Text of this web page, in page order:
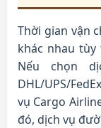
Thời gian vận
khác nhau
Nếu chọn
DHL/UPS/
vụ Cargo
đó, dịch vụ